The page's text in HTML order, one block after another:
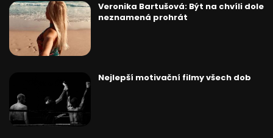
Veronika Bartušová: Být na chvíli dole
neznamená prohrát
Nejlepší motivační filmy všech dob